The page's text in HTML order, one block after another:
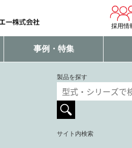
採用情
事例・特集
製品を探す
サイト内検索